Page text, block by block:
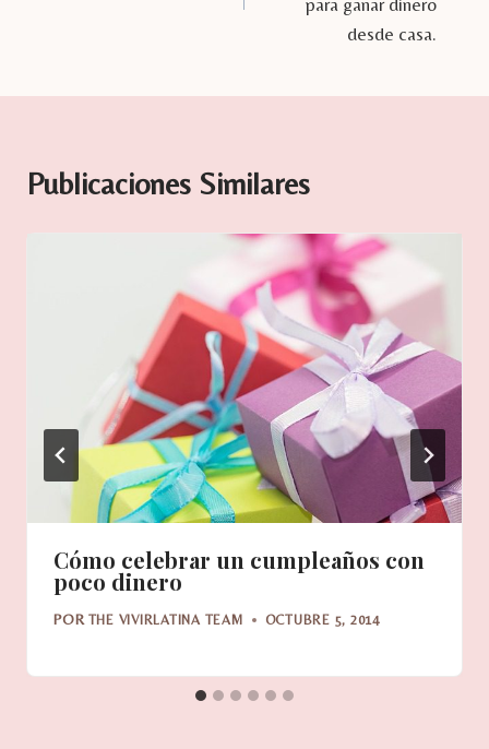
para ganar dinero
desde casa.
Publicaciones Similares
Cómo celebrar un cumpleaños con
poco dinero
POR THE VIVIRLATINA TEAM OCTUBRE 5, 2014